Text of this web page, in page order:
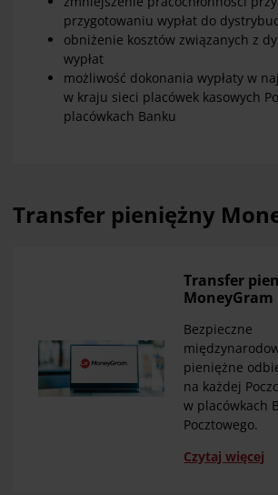
przygotowaniu wypłat do
obniżenie kosztów związanych z
wypłat
możliwość dokonania wypłaty w
w kraju sieci placówek kasowych
placówkach Banku
Transfer pieniężny
Transfer
MoneyGram
Bezpieczne
pieniężne
na każdej
w placówkach
Pocztowego.
Czytaj więcej